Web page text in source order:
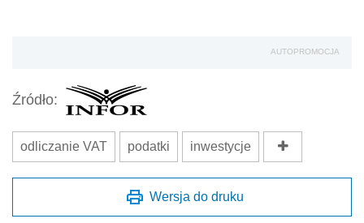
AUTOPROMOCJA
Źródło:
odliczanie VAT podatki inwestycje
Wersja do druku